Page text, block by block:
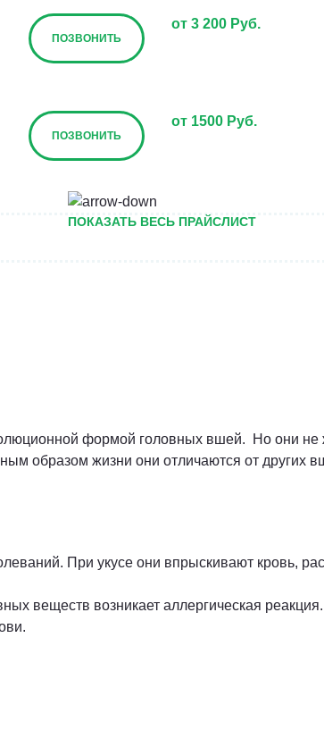
ПОЗВОНИТЬ
от 3 200 Руб.
ПОЗВОНИТЬ
от 1500 Руб.
от 5000 руб.
ПОКАЗАТЬ ВЕСЬ ПРАЙСЛИСТ
формой головных вшей. Но они не
образом жизни они отличаются от
При укусе они впрыскивают кровь,
веществ возникает аллергическая